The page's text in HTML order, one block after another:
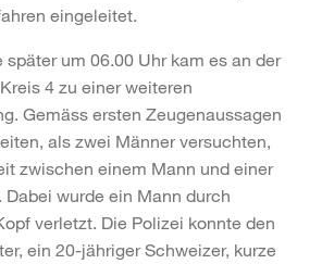
eingeleitet.
später um 06.00 Uhr kam es an der
4 zu einer weiteren
Gemäss ersten Zeugenaussagen
als zwei Männer versuchten,
zwischen einem Mann und einer
wurde ein Mann durch
verletzt. Die Polizei konnte den
ein 20-jähriger Schweizer, kurze